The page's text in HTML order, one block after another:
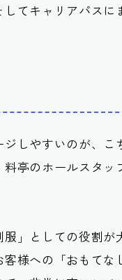
てキャリアパスに
しやすいのが、こ
亭のホールスタッ
」としての役割が
客様への「おもてな